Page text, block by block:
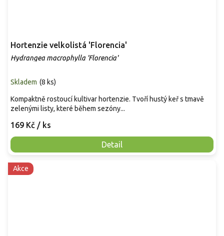
Hortenzie velkolistá 'Florencia'
Hydrangea macrophylla 'Florencia'
Skladem (8 ks)
169 Kč / ks
Detail
Kompaktně rostoucí kultivar hortenzie. Tvoří hustý keř s tmavě
zelenými listy, které během sezóny...
Akce